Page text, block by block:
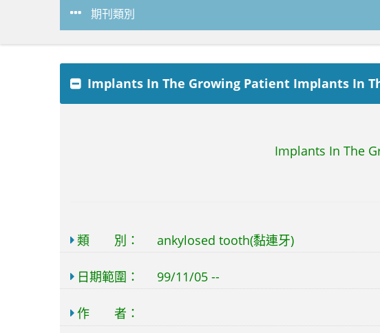
期刊類別
Implants In The Growing Patient Implants In
Implants In The
類 別： ankylosed tooth(黏連牙)
日期範圍： 99/11/05 --
作 者：